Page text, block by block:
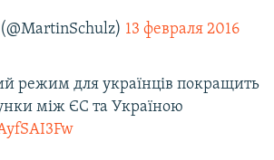
13 февраля 2016
режим для українців покращить
між ЄС та Україною